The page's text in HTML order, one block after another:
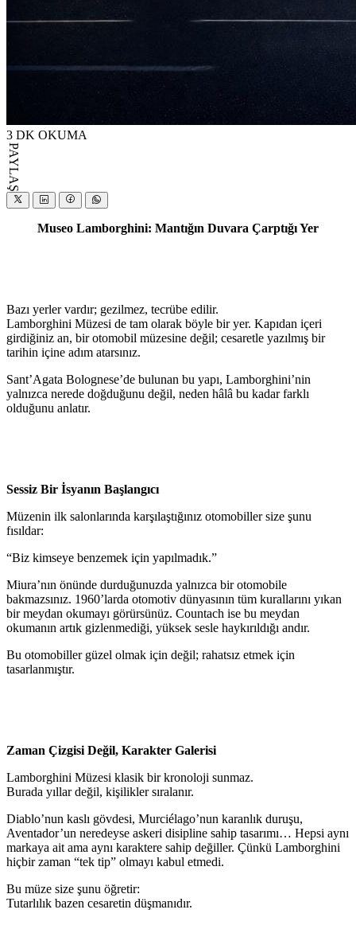
3 DK OKUMA
PAYLAŞ
Museo Lamborghini: Mantığın Duvara Çarptığı Yer
Bazı yerler vardır; gezilmez, tecrübe edilir.
Lamborghini Müzesi de tam olarak böyle bir yer. Kapıdan içeri
girdiğiniz an, bir otomobil müzesine değil; cesaretle yazılmış bir
tarihin içine adım atarsınız.
Sant’Agata Bolognese’de bulunan bu yapı, Lamborghini’nin
yalnızca nerede doğduğunu değil, neden hâlâ bu kadar farklı
olduğunu anlatır.
Sessiz Bir İsyanın Başlangıcı
Müzenin ilk salonlarında karşılaştığınız otomobiller size şunu
fısıldar:
“Biz kimseye benzemek için yapılmadık.”
Miura’nın önünde durduğunuzda yalnızca bir otomobile
bakmazsınız. 1960’larda otomotiv dünyasının tüm kurallarını yıkan
bir meydan okumayı görürsünüz. Countach ise bu meydan
okumanın artık gizlenmediği, yüksek sesle haykırıldığı andır.
Bu otomobiller güzel olmak için değil; rahatsız etmek için
tasarlanmıştır.
Zaman Çizgisi Değil, Karakter Galerisi
Lamborghini Müzesi klasik bir kronoloji sunmaz.
Burada yıllar değil, kişilikler sıralanır.
Diablo’nun kaslı gövdesi, Murciélago’nun karanlık duruşu,
Aventador’un neredeyse askeri disipline sahip tasarımı… Hepsi aynı
markaya ait ama aynı karaktere sahip değiller. Çünkü Lamborghini
hiçbir zaman “tek tip” olmayı kabul etmedi.
Bu müze size şunu öğretir:
Tutarlılık bazen cesaretin düşmanıdır.